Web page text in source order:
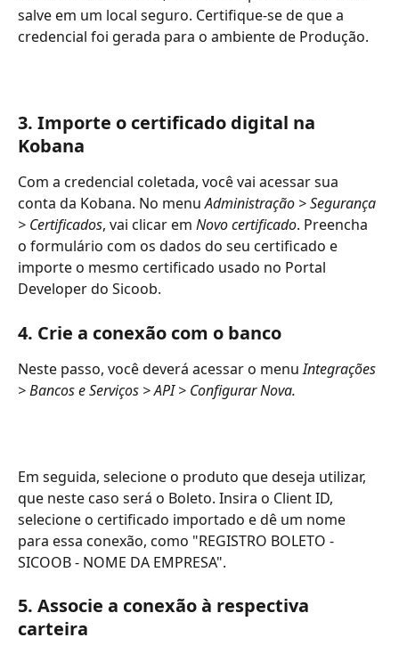
salve em um local seguro. Certifique-se de que a
credencial foi gerada para o ambiente de Produção.
3. Importe o certificado digital na
Kobana
Com a credencial coletada, você vai acessar sua
conta da Kobana. No menu Administração > Segurança
> Certificados, vai clicar em Novo certificado. Preencha
o formulário com os dados do seu certificado e
importe o mesmo certificado usado no Portal
Developer do Sicoob.
4. Crie a conexão com o banco
Neste passo, você deverá acessar o menu Integrações
> Bancos e Serviços > API > Configurar Nova.
Em seguida, selecione o produto que deseja utilizar,
que neste caso será o Boleto. Insira o Client ID,
selecione o certificado importado e dê um nome
para essa conexão, como "REGISTRO BOLETO -
SICOOB - NOME DA EMPRESA".
5. Associe a conexão à respectiva
carteira